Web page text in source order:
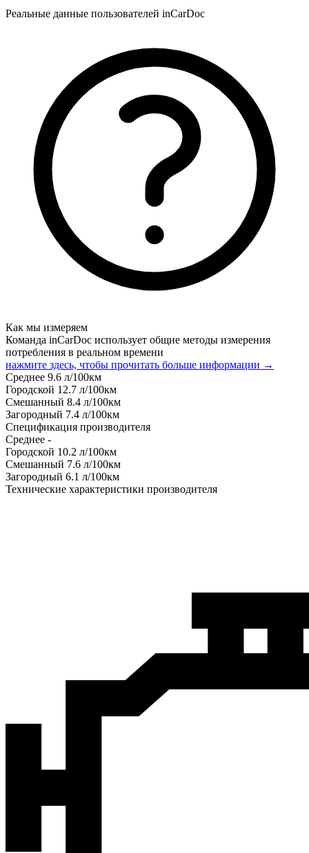
Реальные данные пользователей inCarDoc
Как мы измеряем
Команда inCarDoc использует общие методы измерения
потребления в реальном времени
нажмите здесь, чтобы прочитать больше информации →
Среднее 9.6 л/100км
Городской 12.7 л/100км
Смешанный 8.4 л/100км
Загородный 7.4 л/100км
Спецификация производителя
Среднее -
Городской 10.2 л/100км
Смешанный 7.6 л/100км
Загородный 6.1 л/100км
Технические характеристики производителя